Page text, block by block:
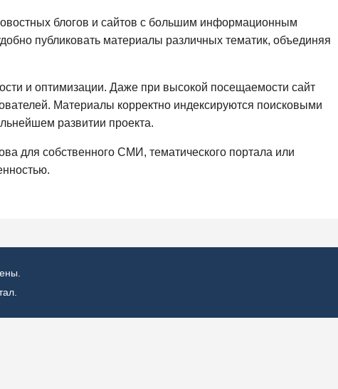
блогов и сайтов с большим информационным
публиковать материалы различных тематик, объединяя
и оптимизации. Даже при высокой посещаемости сайт
Материалы корректно индексируются поисковыми
развитии проекта.
для собственного СМИ, тематического портала или